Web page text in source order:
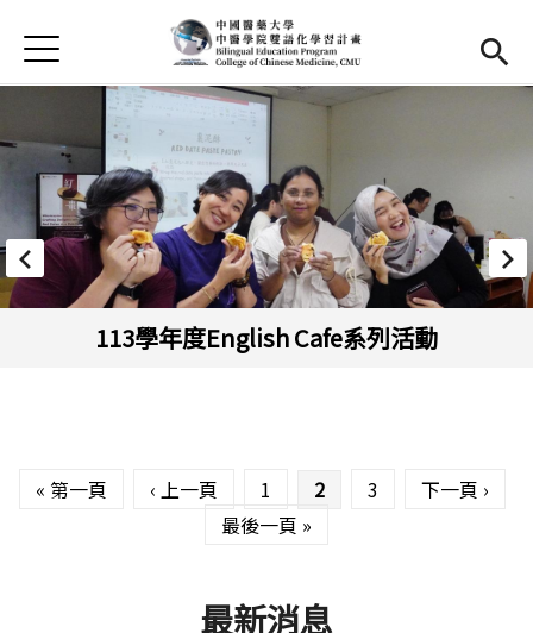
首頁
首頁
最新消息
EMI課程
活動集錦
學習資源
中醫學院
(link is external)
(link is external)
Jump to Navigation
Jump to Main content
113學年度English Cafe系列活動
« 第一頁 ‹ 上一頁 1 2 3
下一頁 ›
最後一頁 »
最新消息